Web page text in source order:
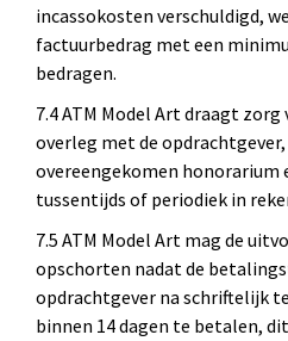
incassokosten verschuldigd,
factuurbedrag met een
bedragen.
7.4 ATM Model Art draagt
overleg met de
overeengekomen honorarium
tussentijds of periodiek in
7.5 ATM Model Art mag de
opschorten nadat de
opdrachtgever na schriftelijk
binnen 14 dagen te betalen,